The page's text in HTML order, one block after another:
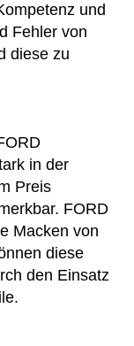
und
Fehler von
diese zu
in der
Preis
FORD
Macken von
diese
den Einsatz